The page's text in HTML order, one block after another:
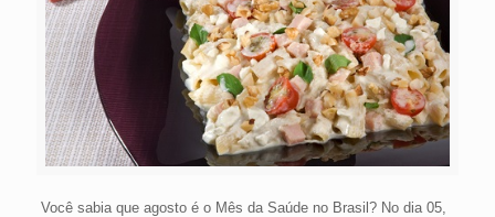
Você sabia que agosto é o Mês da Saúde no Brasil? No dia 05,